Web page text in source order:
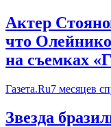
Актер
что
на съемках
Газета.Ru7 месяцев
Звезда